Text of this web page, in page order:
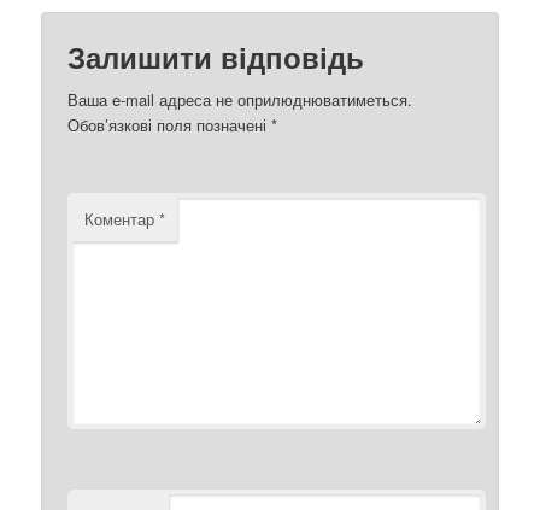
Залишити відповідь
Ваша e-mail адреса не оприлюднюватиметься.
Обов’язкові поля позначені*
Коментар*